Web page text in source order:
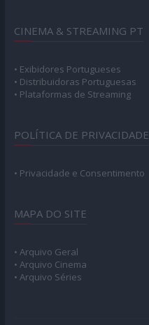
CINEMA & STREAMING PT
• Exibidores Portugueses
• Distribuidoras Portuguesas
• Plataformas de Streaming
POLÍTICA DE PRIVACIDADE
• Privacidade e Consentimento
MAPA DO SITE
• Arquivo Geral
• Arquivo Cinema
• Arquivo Séries